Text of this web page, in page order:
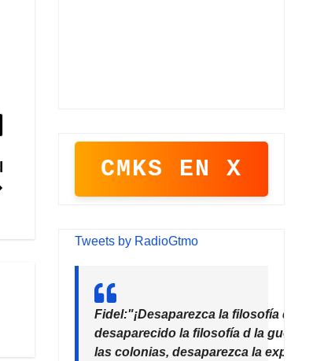
CMKS EN X
Tweets by RadioGtmo
Fidel:"¡Desaparezca la filosofía del
desaparecido la filosofía d la guerra!
las colonias, desaparezca la